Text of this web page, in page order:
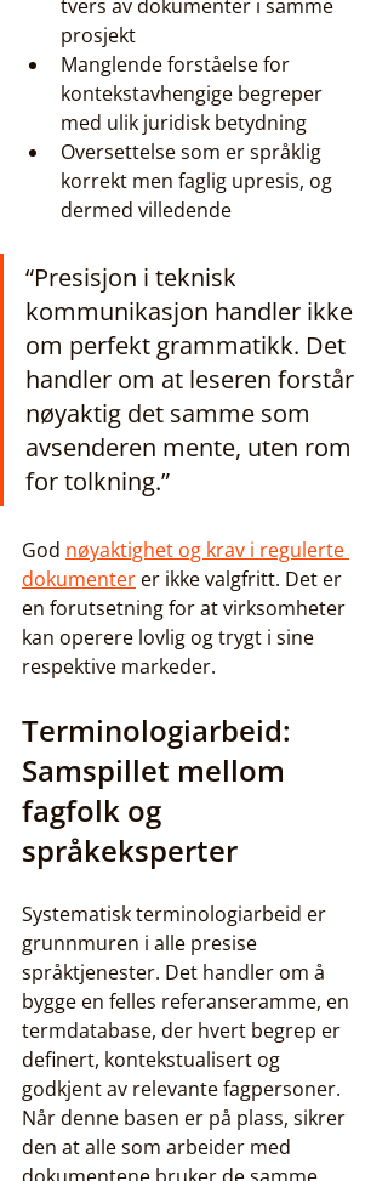
tvers av dokumenter i samme
prosjekt
Manglende forståelse for
kontekstavhengige begreper
med ulik juridisk betydning
Oversettelse som er språklig
korrekt men faglig upresis, og
dermed villedende
“Presisjon i teknisk
kommunikasjon handler ikke
om perfekt grammatikk. Det
handler om at leseren forstår
nøyaktig det samme som
avsenderen mente, uten rom
for tolkning.”
God nøyaktighet og krav i regulerte
dokumenter er ikke valgfritt. Det er
en forutsetning for at virksomheter
kan operere lovlig og trygt i sine
respektive markeder.
Terminologiarbeid:
Samspillet mellom
fagfolk og
språkeksperter
Systematisk terminologiarbeid er
grunnmuren i alle presise
språktjenester. Det handler om å
bygge en felles referanseramme, en
termdatabase, der hvert begrep er
definert, kontekstualisert og
godkjent av relevante fagpersoner.
Når denne basen er på plass, sikrer
den at alle som arbeider med